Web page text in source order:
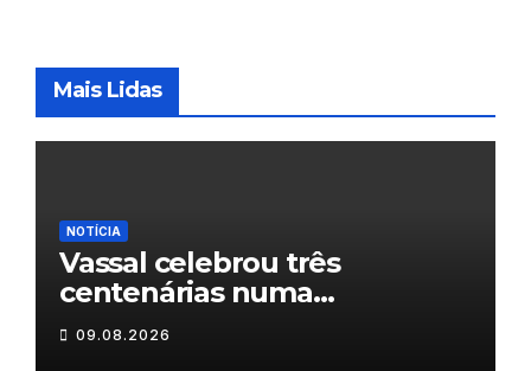
Mais Lidas
NOTÍCIA
Vassal celebrou três
centenárias numa
homenagem a um século de
histórias
09.08.2026